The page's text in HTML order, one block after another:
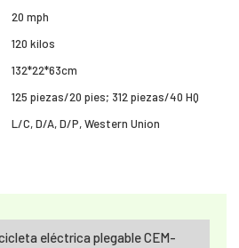
20 mph
120 kilos
132*22*63cm
125 piezas/20 pies; 312 piezas/40 HQ
L/C, D/A, D/P, Western Union
eléctrica plegable CEM-